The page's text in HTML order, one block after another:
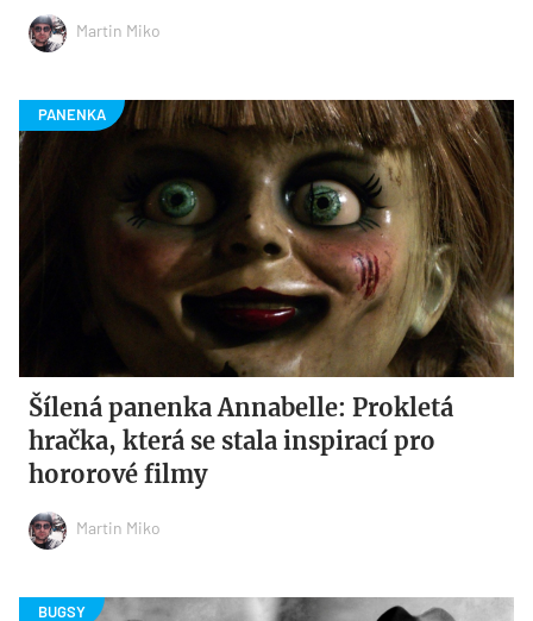
Martin Miko
Šílená panenka Annabelle: Prokletá
hračka, která se stala inspirací pro
hororové filmy
Martin Miko